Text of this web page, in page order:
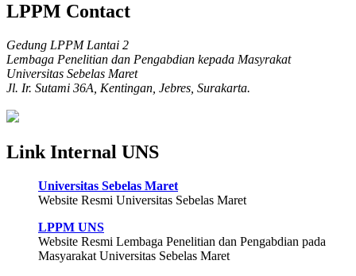
LPPM Contact
Gedung LPPM Lantai 2
Lembaga Penelitian dan Pengabdian kepada Masyrakat
Universitas Sebelas Maret
Jl. Ir. Sutami 36A, Kentingan, Jebres, Surakarta.
Link Internal UNS
Universitas Sebelas Maret
Website Resmi Universitas Sebelas Maret
LPPM UNS
Website Resmi Lembaga Penelitian dan Pengabdian pada
Masyarakat Universitas Sebelas Maret